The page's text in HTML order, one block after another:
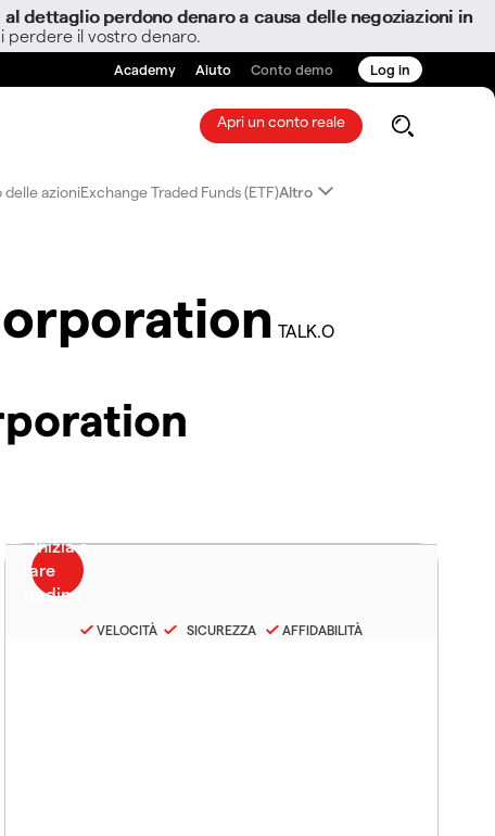
dettaglio perdono denaro a causa delle negoziazioni in
perdere il vostro denaro.
Academy Aiuto Conto demo Log in
Apri un conto reale
delle azioniExchange Traded Funds (ETF)Altro
TALK.O
VELOCITÀ SICUREZZA AFFIDABILITÀ